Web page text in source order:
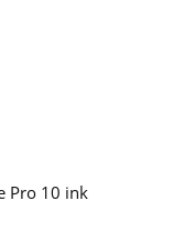
Pro 10 ink